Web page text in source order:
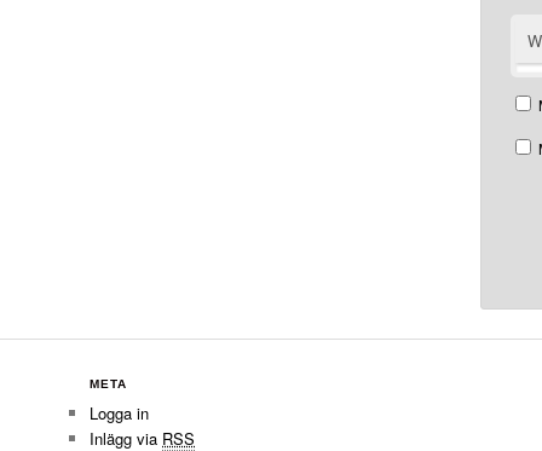
META
Logga in
Inlägg via RSS